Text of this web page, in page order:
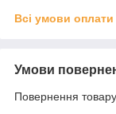
Всі умови оплати
Умови
Повернення